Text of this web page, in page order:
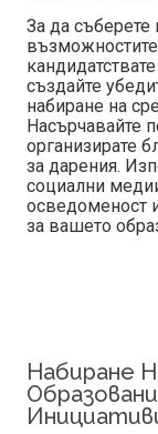
За да съберете
създайте
набиране на
Насърчавайте
организирате
за дарения.
социални
осведоменост
за вашето
Набиране